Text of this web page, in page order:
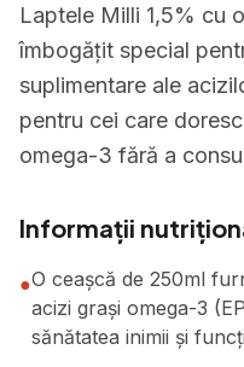
Laptele Milli 1,5% cu
îmbogățit special
suplimentare ale
pentru cei care
omega-3 fără a
Informații
●O ceașcă de 250ml
acizi grași omega-3
sănătatea inimii și